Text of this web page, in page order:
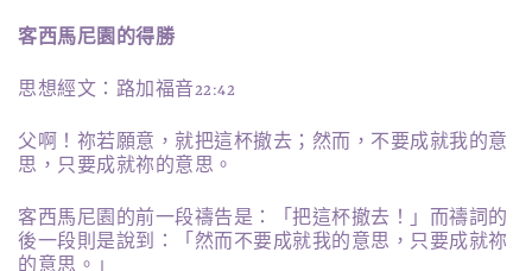
客西馬尼園的得勝
思想經文：路加福音22:42
父啊！祢若願意，就把這杯撤去；然而，不要成就我的意
思，只要成就祢的意思。
客西馬尼園的前一段禱告是：「把這杯撤去！」而禱詞的
後一段則是說到：「然而不要成就我的意思，只要成就祢
的意思。」